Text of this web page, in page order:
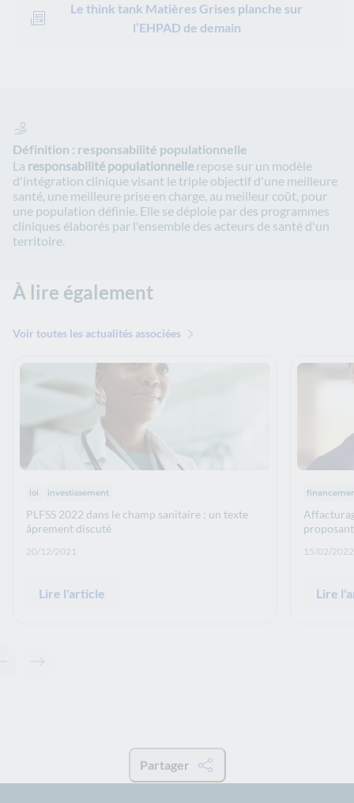
Le think tank Matières Grises planche sur
l’EHPAD de demain
Définition : responsabilité populationnelle
La responsabilité populationnelle repose sur un modèle
d'intégration clinique visant le triple objectif d'une meilleure
santé, une meilleure prise en charge, au meilleur coût, pour
une population définie. Elle se déploie par des programmes
cliniques élaborés par l'ensemble des acteurs de santé d'un
territoire.
À lire également
Voir toutes les actualités associées
Thématiques :
loi investissement
PLFSS 2022 dans le champ sanitaire : un texte
âprement discuté
Date de publication: :
20/12/2021
Lire l'article
Date de
15/02/2022
Lire
Contenu précédent - À lire également
Contenu suivant - À lire également
Partager